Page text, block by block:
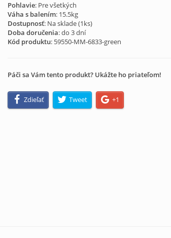
Pohlavie: Pre všetkých
Váha s balením: 15.5kg
Dostupnosť: Na sklade (1ks)
Doba doručenia: do 3 dní
Kód produktu: 59550-MM-6833-green
Páči sa Vám tento produkt? Ukážte ho priateľom!
Zdieľať Tweet +1